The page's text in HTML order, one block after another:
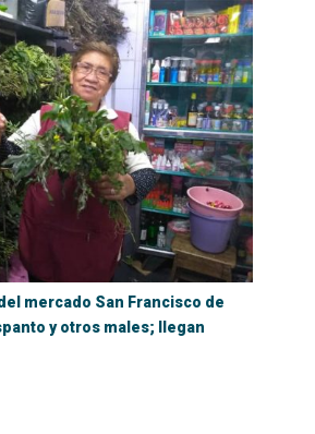
mercado San Francisco de
y otros males; llegan